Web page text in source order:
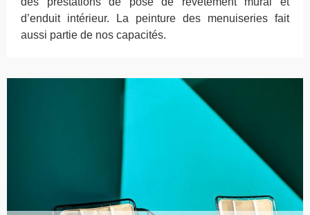
d’enduit intérieur. La peinture des menuiseries fait
aussi partie de nos capacités.